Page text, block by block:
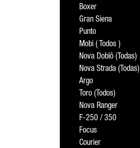
Boxer
Gran Siena
Punto
Mobi ( Todos )
Nova Doblô (Todas)
Nova Strada (Todas)
Argo
Toro (Todos)
Nova Ranger
F-250 / 350
Focus
Courier